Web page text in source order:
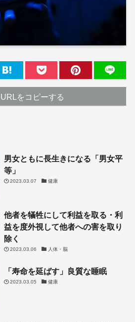
URLをコピーする
男女ともに長生きになる「男女平
等」
2023.03.07 健康
他者を犠牲にして利益を取る・利
益を度外視して他者への害を取り
除く
2023.03.06 人体・脳
「寿命を延ばす」良質な睡眠
2023.03.05 健康